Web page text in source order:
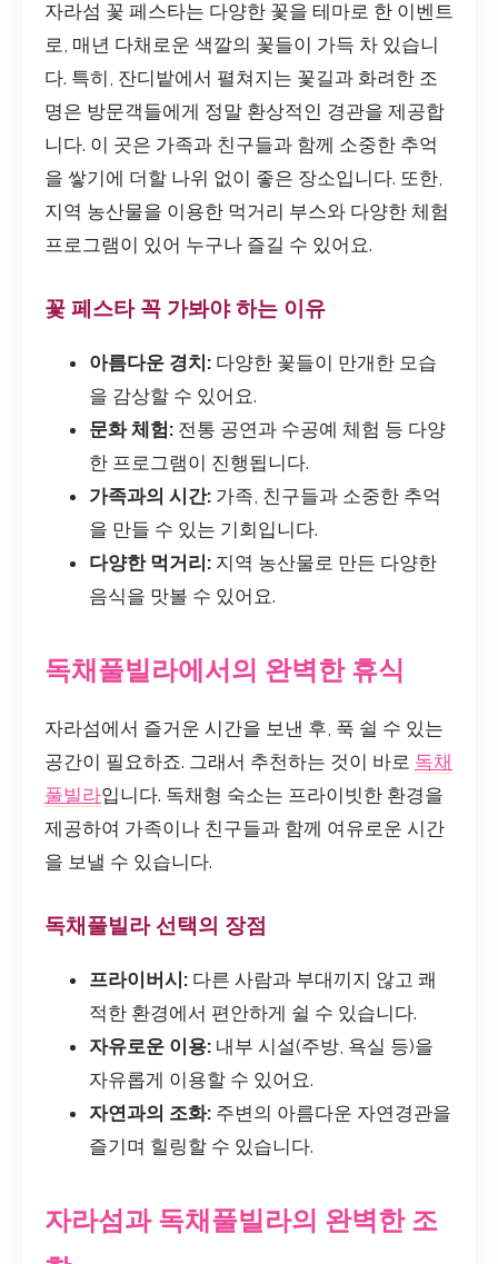
자라섬 꽃 페스타는 다양한 꽃을 테마로 한 이벤트
로, 매년 다채로운 색깔의 꽃들이 가득 차 있습니
다. 특히, 잔디밭에서 펼쳐지는 꽃길과 화려한 조
명은 방문객들에게 정말 환상적인 경관을 제공합
니다. 이 곳은 가족과 친구들과 함께 소중한 추억
을 쌓기에 더할 나위 없이 좋은 장소입니다. 또한,
지역 농산물을 이용한 먹거리 부스와 다양한 체험
프로그램이 있어 누구나 즐길 수 있어요.
꽃 페스타 꼭 가봐야 하는 이유
아름다운 경치: 다양한 꽃들이 만개한 모습
을 감상할 수 있어요.
문화 체험: 전통 공연과 수공예 체험 등 다양
한 프로그램이 진행됩니다.
가족과의 시간: 가족, 친구들과 소중한 추억
을 만들 수 있는 기회입니다.
다양한 먹거리: 지역 농산물로 만든 다양한
음식을 맛볼 수 있어요.
독채풀빌라에서의 완벽한 휴식
자라섬에서 즐거운 시간을 보낸 후, 푹 쉴 수 있는
공간이 필요하죠. 그래서 추천하는 것이 바로 독채
풀빌라입니다. 독채형 숙소는 프라이빗한 환경을
제공하여 가족이나 친구들과 함께 여유로운 시간
을 보낼 수 있습니다.
독채풀빌라 선택의 장점
프라이버시: 다른 사람과 부대끼지 않고 쾌
적한 환경에서 편안하게 쉴 수 있습니다.
자유로운 이용: 내부 시설(주방, 욕실 등)을
자유롭게 이용할 수 있어요.
자연과의 조화: 주변의 아름다운 자연경관을
즐기며 힐링할 수 있습니다.
자라섬과 독채풀빌라의 완벽한 조